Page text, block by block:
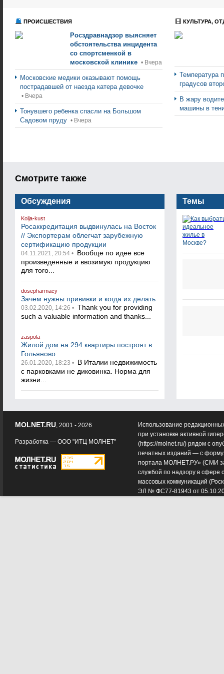
ПРОИСШЕСТВИЯ
Росздравнадзор выясняет
обстоятельства инцидента
со спортсменкой в
московской клинике • Вчера
Московские медики оказывают помощь
пострадавшей от наезда катера девочке
• Вчера
Тонувшего ребенка спасли на Большом
Садовом пруду • Вчера
КУЛЬТУРА,
Температура
градусов
В жару
машины в
Смотрите также
Обсуждения
Kolja-kust
Росаккредитация выдвинулась на Восток
// Экспортерам облегчат зарубежную
сертификацию продукции
04.11.2021, 20:54 • Вообще по идее все
произведенные и ввозимую продукцию
для того...
dosepharmacy
Зачем нужны прививки и когда их делать
03.02.2020, 14:26 • Thank you for providing
such a valuable information and thanks...
zaspola
Жилой дом на 294 квартиры построят в
Гольяново
26.01.2020, 18:23 • В Италии недвижимость
с парковками не диковинка. Норма для
жизни...
Темы
Использование
при установке активной
(https://molnet.ru/) рядом с
печатных изданий — с
портала МОЛНЕТ.РУ» (СМИ
службой по надзору в сфере
массовых коммуникаций
ЭЛ № ФС77-81943 от
MOLNET.RU, 2001 - 2026
Разработка — ООО "ИТЦ МОЛНЕТ"